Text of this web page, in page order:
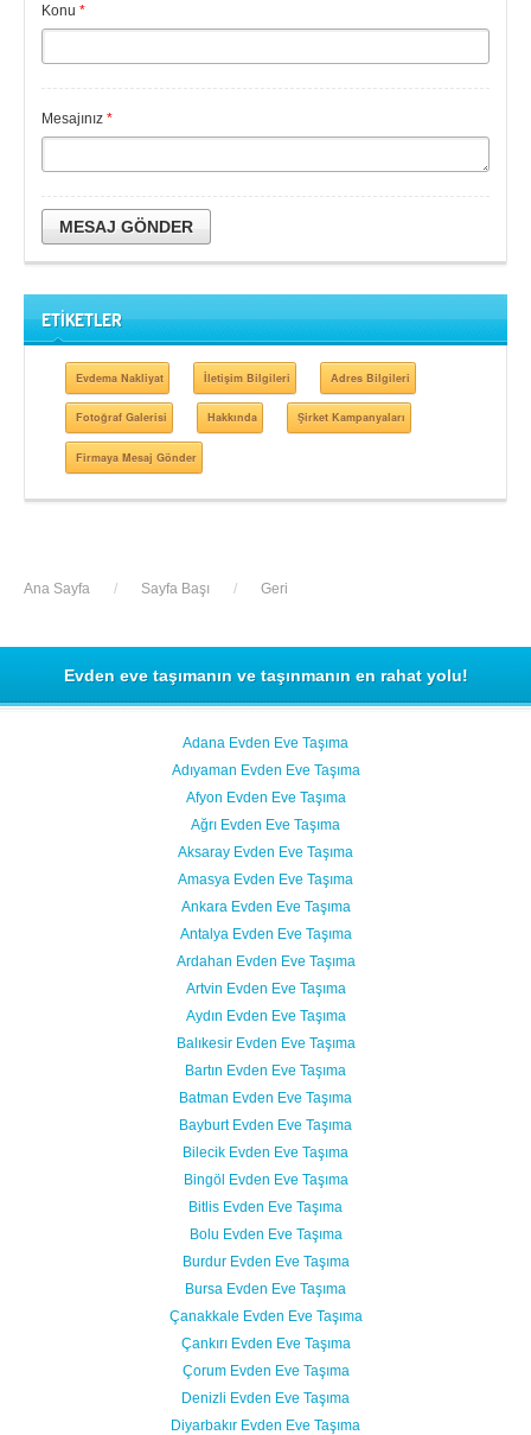
Konu *
Mesajınız *
MESAJ GÖNDER
ETİKETLER
Evdema Nakliyat İletişim Bilgileri Adres Bilgileri
Fotoğraf Galerisi Hakkında Şirket Kampanyaları
Firmaya Mesaj Gönder
Ana Sayfa / Sayfa Başı / Geri
Evden eve taşımanın ve taşınmanın en rahat yolu!
Adana Evden Eve Taşıma
Adıyaman Evden Eve Taşıma
Afyon Evden Eve Taşıma
Ağrı Evden Eve Taşıma
Aksaray Evden Eve Taşıma
Amasya Evden Eve Taşıma
Ankara Evden Eve Taşıma
Antalya Evden Eve Taşıma
Ardahan Evden Eve Taşıma
Artvin Evden Eve Taşıma
Aydın Evden Eve Taşıma
Balıkesir Evden Eve Taşıma
Bartın Evden Eve Taşıma
Batman Evden Eve Taşıma
Bayburt Evden Eve Taşıma
Bilecik Evden Eve Taşıma
Bingöl Evden Eve Taşıma
Bitlis Evden Eve Taşıma
Bolu Evden Eve Taşıma
Burdur Evden Eve Taşıma
Bursa Evden Eve Taşıma
Çanakkale Evden Eve Taşıma
Çankırı Evden Eve Taşıma
Çorum Evden Eve Taşıma
Denizli Evden Eve Taşıma
Diyarbakır Evden Eve Taşıma